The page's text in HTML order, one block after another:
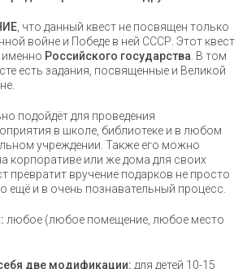
, что данный квест не посвящен только
войне и Победе в ней СССР. Этот квест
Российского государства . В том
есть задания, посвященные и Великой
подойдёт для проведения
в школе, библиотеке и в любом
учреждении. Также его можно
корпоративе или же дома для своих
превратит вручение подарков не просто
ещё и в очень познавательный процесс.
любое (любое помещение, любое место
две модификации: для детей 10-15